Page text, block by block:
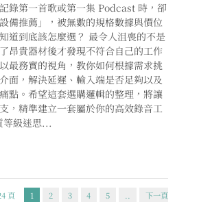
錄第一首歌或第一集 Podcast 時，卻
備推薦」，被無數的規格數據與價位
道到底該怎麼選？ 最令人沮喪的不是
昂貴器材後才發現不符合自己的工作
最務實的視角，教你如何根據需求挑
面，解決延遲、輸入端是否足夠以及
點。希望這套選購邏輯的整理，將讓
，精準建立一套屬於你的高效錄音工
等級迷思...
頁 1 2 3 4 5 ..
下一頁